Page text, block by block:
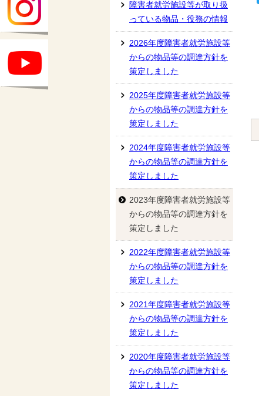
障害者就労施設等が取り扱
っている物品・役務の情報
2026年度障害者就労施設等
からの物品等の調達方針を
策定しました
2025年度障害者就労施設等
からの物品等の調達方針を
策定しました
2024年度障害者就労施設等
からの物品等の調達方針を
策定しました
2023年度障害者就労施設等
からの物品等の調達方針を
策定しました
2022年度障害者就労施設等
からの物品等の調達方針を
策定しました
2021年度障害者就労施設等
からの物品等の調達方針を
策定しました
2020年度障害者就労施設等
からの物品等の調達方針を
策定しました